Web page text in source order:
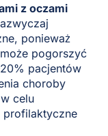
z oczami
ponieważ
pogorszyć
pacjentów
choroby
celu
profilaktyczne